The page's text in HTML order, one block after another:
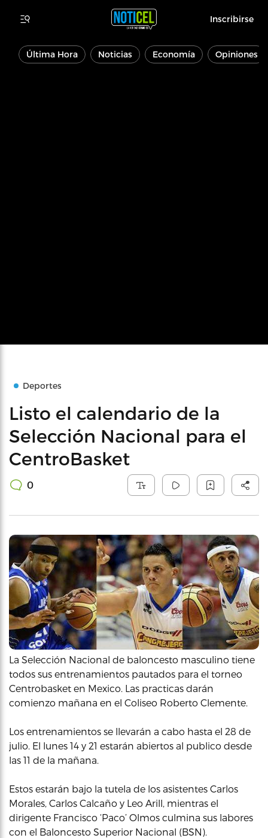
Inscribirse
Última Hora Noticias Economía Opiniones
Deportes
Listo el calendario de la
Selección Nacional para el
CentroBasket
0
La Selección Nacional de baloncesto masculino tiene
todos sus entrenamientos pautados para el torneo
Centrobasket en Mexico. Las practicas darán
comienzo mañana en el Coliseo Roberto Clemente.
Los entrenamientos se llevarán a cabo hasta el 28 de
julio. El lunes 14 y 21 estarán abiertos al publico desde
las 11 de la mañana.
Estos estarán bajo la tutela de los asistentes Carlos
Morales, Carlos Calcaño y Leo Arill, mientras el
dirigente Francisco ‘Paco’ Olmos culmina sus labores
con el Baloncesto Superior Nacional (BSN).